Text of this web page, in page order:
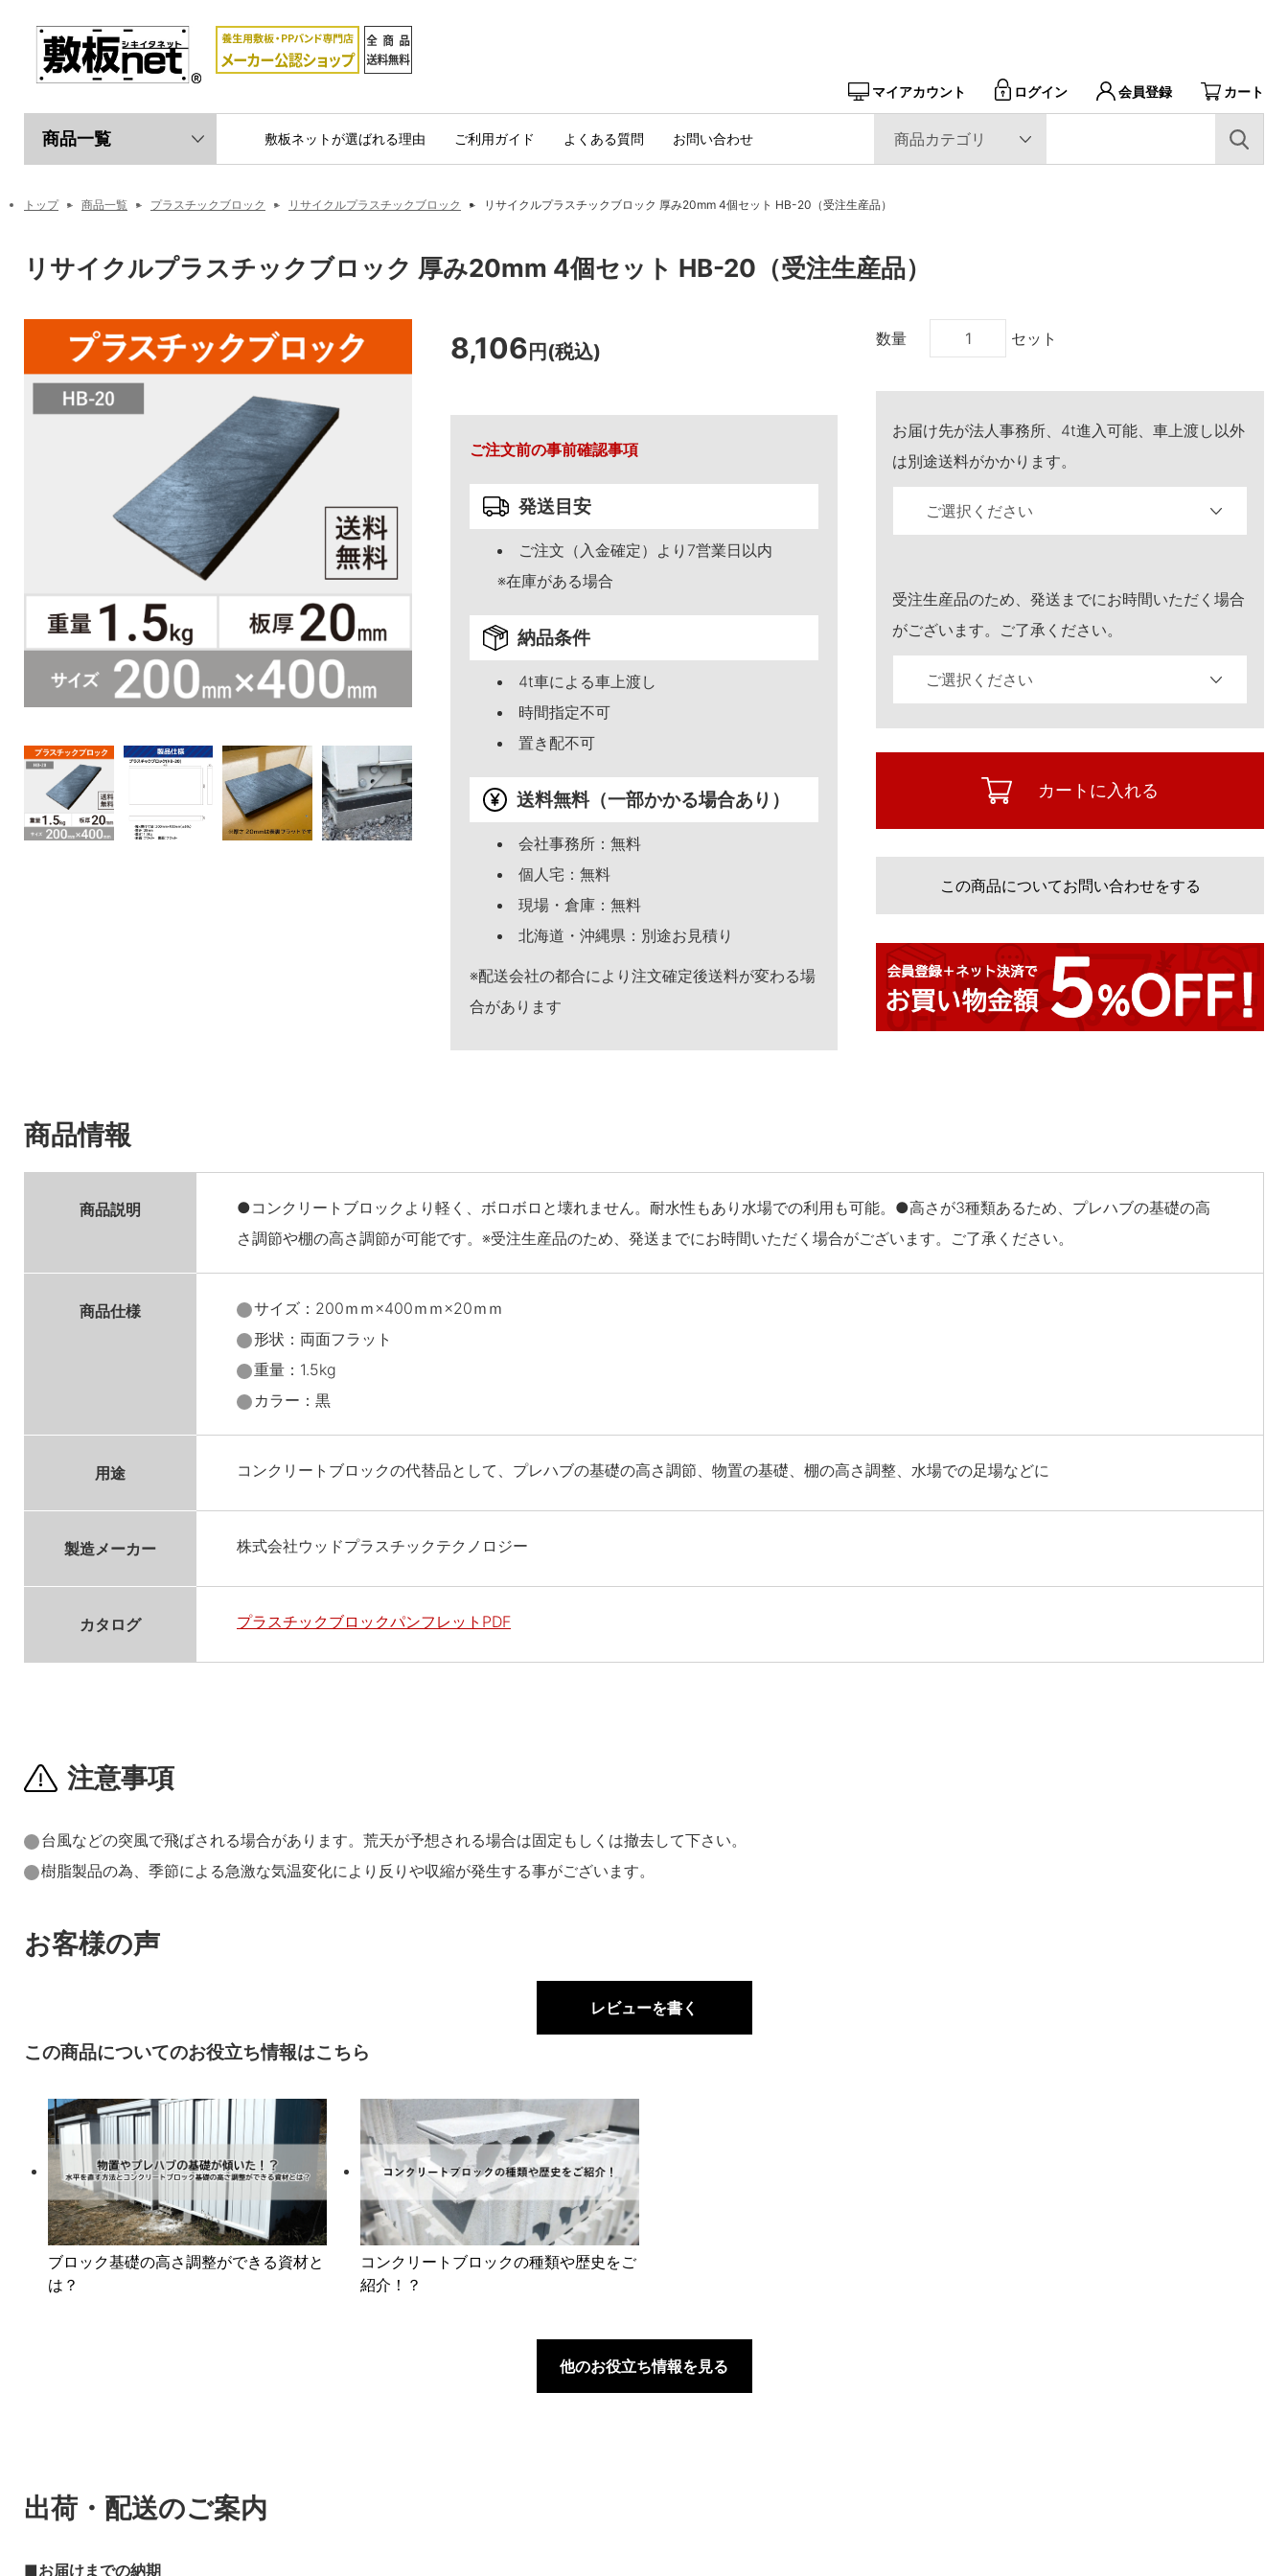
マイアカウント ログイン 会員登録 カート
商品一覧 敷板ネットが選ばれる理由 ご利用ガイド よくある質問 お問い合わせ
トップ 商品一覧 プラスチックブロック リサイクルプラスチックブロック リサイクルプラスチックブロック 厚み20mm 4個セット HB-20（受注生産品）
リサイクルプラスチックブロック 厚み20mm 4個セット HB-20（受注生産品）
8,106 円(税込)
ご注文前の事前確認事項
発送目安
ご注文（入金確定）より7営業日以内
※在庫がある場合
納品条件
4t車による車上渡し
時間指定不可
置き配不可
送料無料（一部かかる場合あり）
会社事務所：無料
個人宅：無料
現場・倉庫：無料
北海道・沖縄県：別途お見積り
※配送会社の都合により注文確定後送料が変わる場
合があります
数量 セット
お届け先が法人事務所、4t進入可能、車上渡し以外
は別途送料がかかります。
受注生産品のため、発送までにお時間いただく場合
がございます。ご了承ください。
カートに入れる
この商品についてお問い合わせをする
商品情報
商品説明
●コンクリートブロックより軽く、ボロボロと壊れません。耐水性もあり水場での利用も可能。●高さが3種類あるため、プレハブの基礎の高
さ調節や棚の高さ調節が可能です。※受注生産品のため、発送までにお時間いただく場合がございます。ご了承ください。
商品仕様
サイズ：200ｍｍ×400ｍｍ×20ｍｍ
形状：両面フラット
重量：1.5kg
カラー：黒
用途 コンクリートブロックの代替品として、プレハブの基礎の高さ調節、物置の基礎、棚の高さ調整、水場での足場などに
製造メーカー 株式会社ウッドプラスチックテクノロジー
カタログ プラスチックブロックパンフレットPDF
注意事項
台風などの突風で飛ばされる場合があります。荒天が予想される場合は固定もしくは撤去して下さい。
樹脂製品の為、季節による急激な気温変化により反りや収縮が発生する事がございます。
お客様の声
レビューを書く
この商品についてのお役立ち情報はこちら
ブロック基礎の高さ調整ができる資材と
は？
コンクリートブロックの種類や歴史をご
紹介！？
他のお役立ち情報を見る
出荷・配送のご案内
お届けまでの納期